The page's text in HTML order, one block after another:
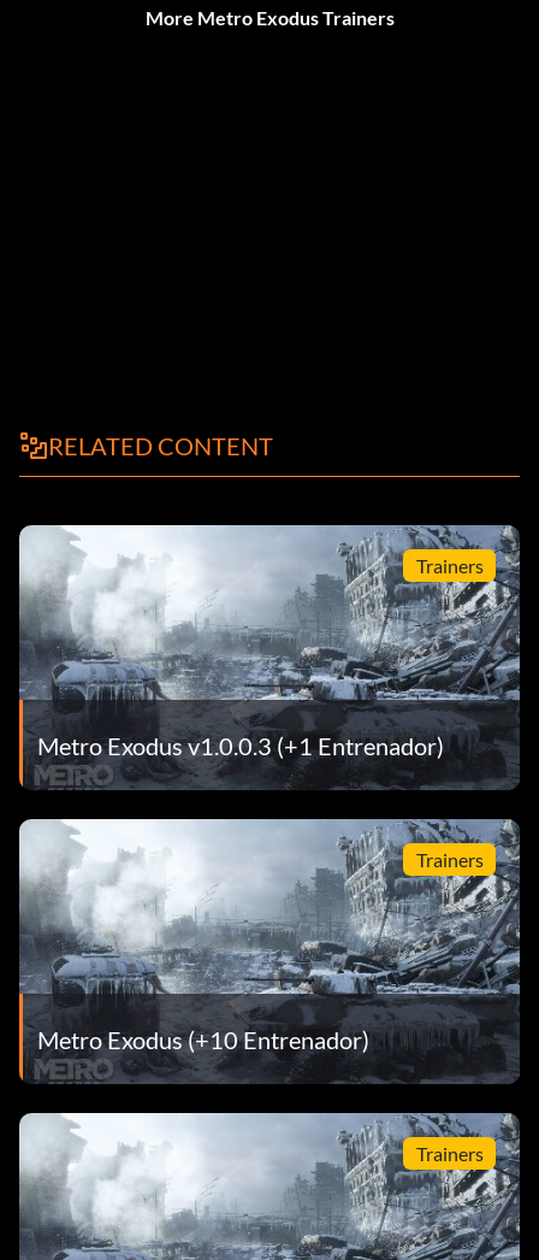
More Metro Exodus Trainers
RELATED CONTENT
Trainers
Metro Exodus v1.0.0.3 (+1 Entrenador)
Trainers
Metro Exodus (+10 Entrenador)
Trainers